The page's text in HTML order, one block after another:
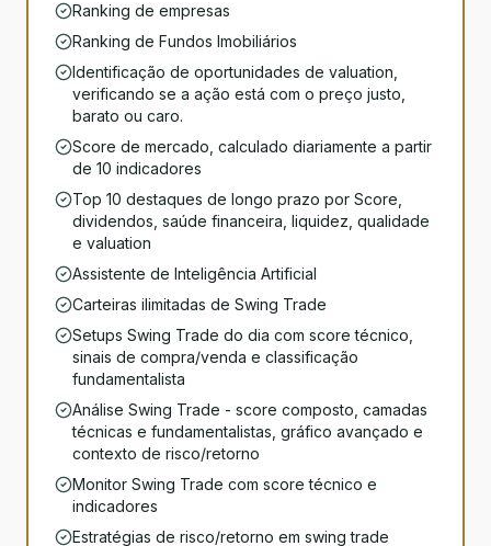
Ranking de empresas
Ranking de Fundos Imobiliários
Identificação de oportunidades de valuation,
verificando se a ação está com o preço justo,
barato ou caro.
Score de mercado, calculado diariamente a partir
de 10 indicadores
Top 10 destaques de longo prazo por Score,
dividendos, saúde financeira, liquidez, qualidade
e valuation
Assistente de Inteligência Artificial
Carteiras ilimitadas de Swing Trade
Setups Swing Trade do dia com score técnico,
sinais de compra/venda e classificação
fundamentalista
Análise Swing Trade - score composto, camadas
técnicas e fundamentalistas, gráfico avançado e
contexto de risco/retorno
Monitor Swing Trade com score técnico e
indicadores
Estratégias de risco/retorno em swing trade